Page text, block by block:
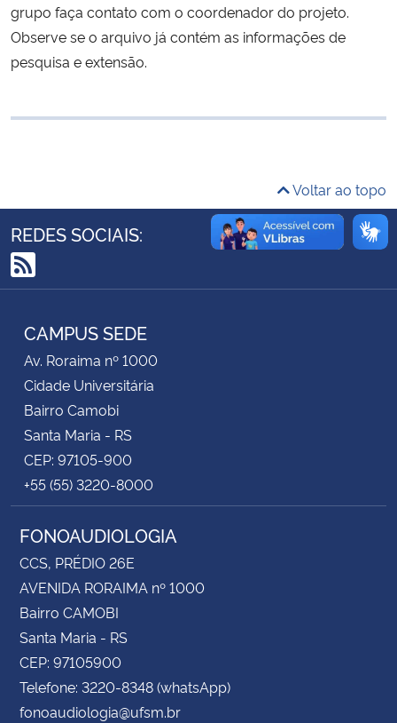
Ministério de Minas e Energia
Controladoria-Geral da União
Secretaria-Geral
Secretaria de Governo
Gabinete de Segurança Institucional
Advocacia-Geral da União
Banco Central do Brasil
grupo faça contato com o coordenador do projeto.
Observe se o arquivo já contém as informações de
pesquisa e extensão.
Voltar ao topo
REDES SOCIAIS:
RSS
CAMPUS SEDE
Av. Roraima nº 1000
Cidade Universitária
Bairro Camobi
Santa Maria - RS
CEP: 97105-900
+55 (55) 3220-8000
FONOAUDIOLOGIA
CCS, PRÉDIO 26E
AVENIDA RORAIMA nº 1000
Bairro CAMOBI
Santa Maria - RS
CEP: 97105900
Telefone: 3220-8348 (whatsApp)
fonoaudiologia@ufsm.br